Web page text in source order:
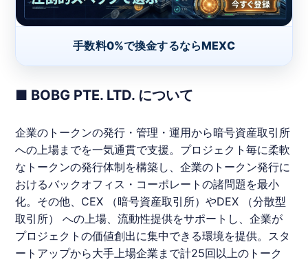
手数料0%で換金するならMEXC
■ BOBG PTE. LTD. について
企業のトークンの発行・管理・運用から暗号資産取引所
への上場までを一気通貫で支援。プロジェクト毎に柔軟
なトークンの発行体制を構築し、企業のトークン発行に
おけるバックオフィス・コーポレートの諸問題を最小
化。その他、CEX （暗号資産取引所）やDEX （分散型
取引所） への上場、流動性提供をサポートし、企業が
プロジェクトの価値創出に集中できる環境を提供。スタ
ートアップから大手上場企業まで計25回以上のトーク